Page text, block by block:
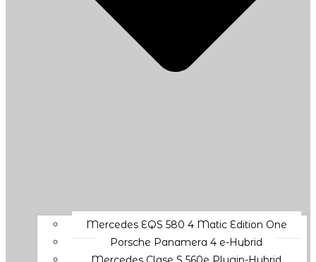
Mercedes EQS 580 4 Matic Edition One
Porsche Panamera 4 e-Hybrid